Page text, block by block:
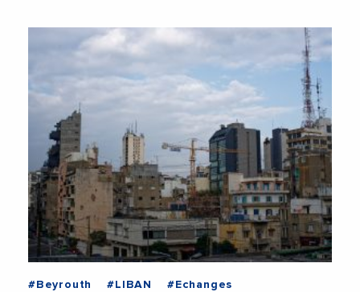
#Beyrouth #LIBAN
#Echanges